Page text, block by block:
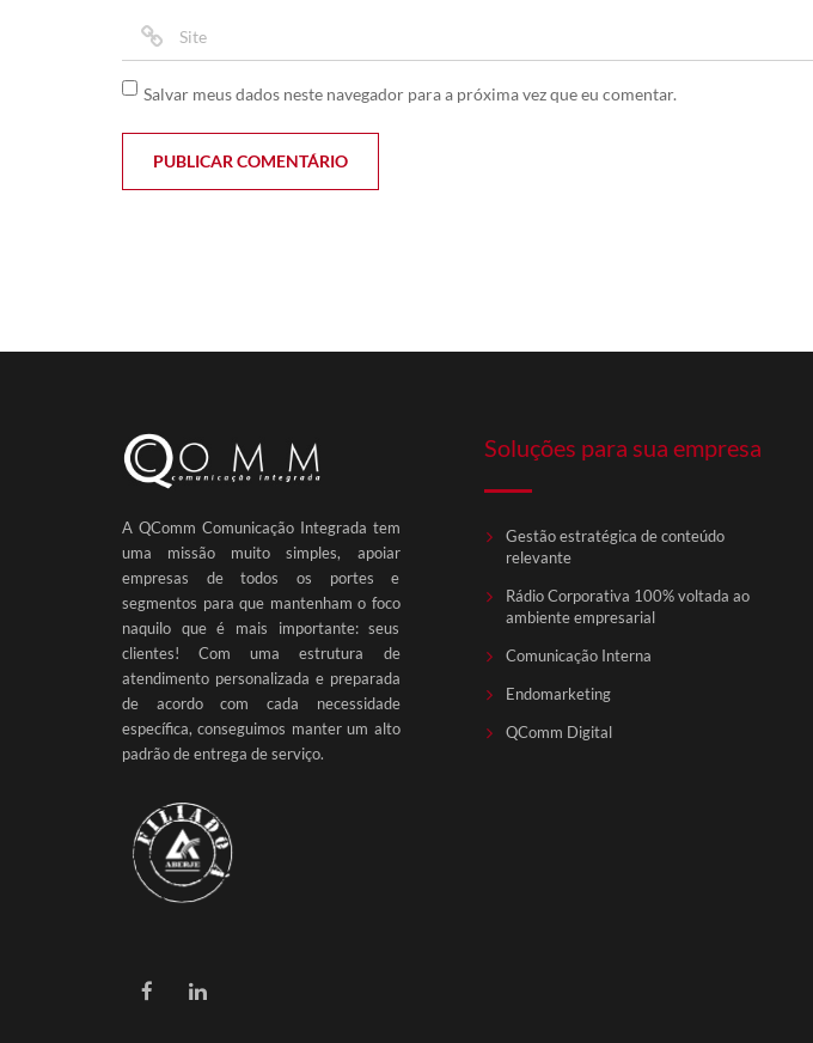
Salvar meus dados neste navegador para a próxima vez que eu comentar.
A QComm Comunicação Integrada tem
uma missão muito simples, apoiar
empresas de todos os portes e
segmentos para que mantenham o foco
naquilo que é mais importante: seus
clientes! Com uma estrutura de
atendimento personalizada e preparada
de acordo com cada necessidade
específica, conseguimos manter um alto
padrão de entrega de serviço.
Soluções para sua empresa
Gestão estratégica de conteúdo
relevante
Rádio Corporativa 100% voltada ao
ambiente empresarial
Comunicação Interna
Endomarketing
QComm Digital